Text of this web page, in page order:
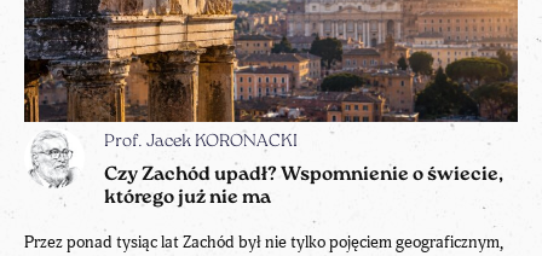
Prof. Jacek KORONACKI
Czy Zachód upadł? Wspomnienie o świecie,
którego już nie ma
Przez ponad tysiąc lat Zachód był nie tylko pojęciem geograficznym,